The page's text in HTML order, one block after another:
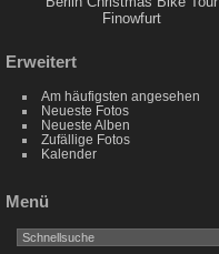
Finowfurt
Erweitert
Am häufigsten angesehen
Neueste Fotos
Neueste Alben
Zufällige Fotos
Kalender
Menü